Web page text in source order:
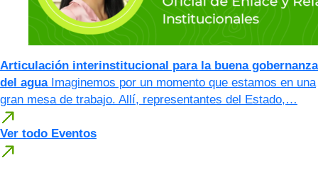
Articulación interinstitucional para la buena gobernanza
del agua Imaginemos por un momento que estamos en una
gran mesa de trabajo. Allí, representantes del Estado,…
Ver todo Eventos